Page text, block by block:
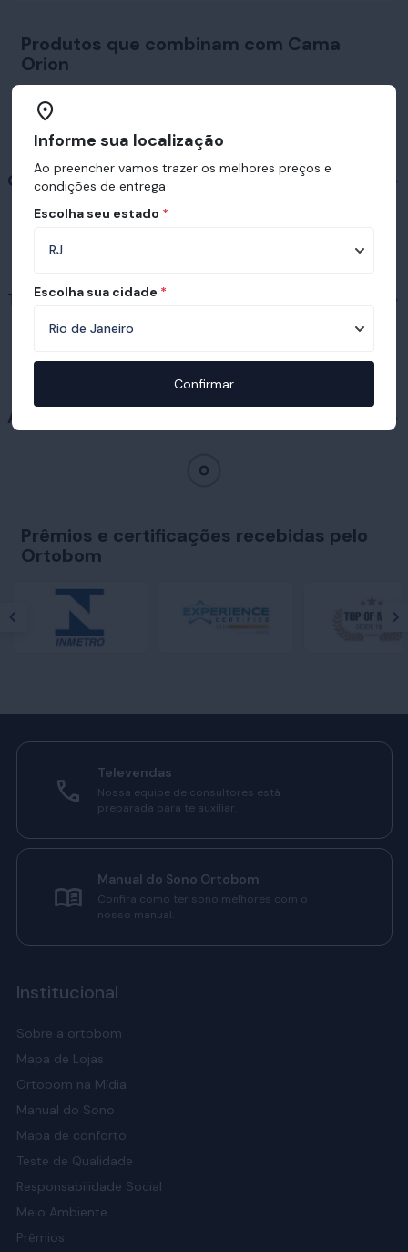
Produtos que combinam com Cama
Orion
Colchões em destaque
Travesseiros em destaque
Acessórios
Prêmios e certificações recebidas pelo
Ortobom
Televendas
Nossa equipe de consultores está
preparada para te auxiliar.
Manual do Sono Ortobom
Confira como ter sono melhores com o
nosso manual.
Institucional
Sobre a ortobom
Mapa de Lojas
Ortobom na Mídia
Manual do Sono
Mapa de conforto
Teste de Qualidade
Responsabilidade Social
Meio Ambiente
Prêmios
Informe sua localização
Ao preencher vamos trazer os melhores preços e
condições de entrega
Escolha seu estado *
Escolha sua cidade *
Confirmar